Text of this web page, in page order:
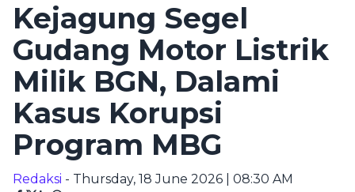
Kejagung Segel
Gudang Motor Listrik
Milik BGN, Dalami
Kasus Korupsi
Program MBG
Redaksi - Thursday, 18 June 2026 | 08:30 AM